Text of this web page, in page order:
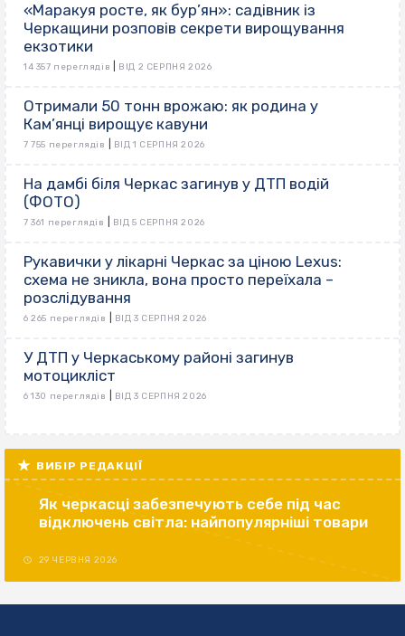
«Маракуя росте, як бур’ян»: садівник із
Черкащини розповів секрети вирощування
екзотики
14 357 переглядів ВІД 2 СЕРПНЯ 2026
Отримали 50 тонн врожаю: як родина у
Кам’янці вирощує кавуни
7 755 переглядів ВІД 1 СЕРПНЯ 2026
На дамбі біля Черкас загинув у ДТП водій
(ФОТО)
7 361 переглядів ВІД 5 СЕРПНЯ 2026
Рукавички у лікарні Черкас за ціною Lexus:
схема не зникла, вона просто переїхала –
розслідування
6 265 переглядів ВІД 3 СЕРПНЯ 2026
У ДТП у Черкаському районі загинув
мотоцикліст
6 130 переглядів ВІД 3 СЕРПНЯ 2026
ВИБІР РЕДАКЦІЇ
Як черкасці забезпечують себе під час
відключень світла: найпопулярніші товари
29 ЧЕРВНЯ 2026